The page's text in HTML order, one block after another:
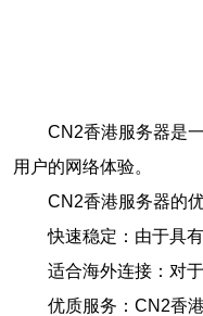
CN2香港服务器是
用户的网络体验。
CN2香港服务器的
快速稳定：由于具
适合海外连接：对
优质服务：CN2香